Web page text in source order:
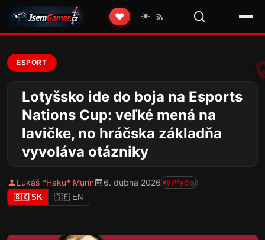
❤️ ☀️
ESPORT
Lotyšsko ide do boja na Esports
Nations Cup: veľké mená na
lavičke, no hráčska základňa
vyvoláva otázniky
Lukáš *Haku* Murín 6. dubna 2026 Přečíst
🇸🇰 SK 🇬🇧 EN